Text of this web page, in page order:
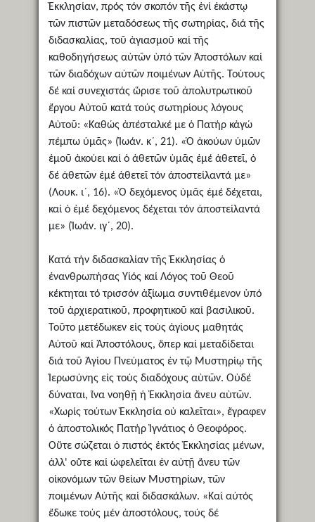
Ἐκκλησίαν, πρός τόν σκοπόν τῆς ἑνί ἑκάστῳ
τῶν πιστῶν μεταδόσεως τῆς σωτηρίας, διά τῆς
διδασκαλίας, τοῦ ἁγιασμοῦ καί τῆς
καθοδηγήσεως αὐτῶν ὑπό τῶν Ἀποστόλων καί
τῶν διαδόχων αὐτῶν ποιμένων Αὐτῆς. Τούτους
δέ καί συνεχιστάς ὥρισε τοῦ ἀπολυτρωτικοῦ
ἔργου Αὐτοῦ κατά τούς σωτηρίους λόγους
Αὐτοῦ: «Καθώς ἀπέσταλκέ με ὁ Πατήρ κἀγώ
πέμπω ὑμᾶς» (Ἰωάν. κ´, 21). «Ὁ ἀκούων ὑμῶν
ἐμοῦ ἀκούει καί ὁ ἀθετῶν ὑμᾶς ἐμέ ἀθετεῖ, ὁ
δέ ἀθετῶν ἐμέ ἀθετεῖ τόν ἀποστείλαντά με»
(Λουκ. ι´, 16). «Ὁ δεχόμενος ὑμᾶς ἐμέ δέχεται,
καί ὁ ἐμέ δεχόμενος δέχεται τόν ἀποστείλαντά
με» (Ἰωάν. ιγ´, 20).
Κατά τήν διδασκαλίαν τῆς Ἐκκλησίας ὁ
ἐνανθρωπήσας Υἱός καί Λόγος τοῦ Θεοῦ
κέκτηται τό τρισσόν ἀξίωμα συντιθέμενον ὑπό
τοῦ ἀρχιερατικοῦ, προφητικοῦ καί βασιλικοῦ.
Τοῦτο μετέδωκεν εἰς τούς ἁγίους μαθητάς
Αὐτοῦ καί Ἀποστόλους, ὅπερ καί μεταδίδεται
διά τοῦ Ἁγίου Πνεύματος ἐν τῷ Μυστηρίῳ τῆς
Ἱερωσύνης εἰς τούς διαδόχους αὐτῶν. Οὐδέ
δύναται, ἵνα νοηθῇ ἡ Ἐκκλησία ἄνευ αὐτῶν.
«Χωρίς τούτων Ἐκκλησία οὐ καλεῖται», ἔγραφεν
ὁ ἀποστολικός Πατήρ Ἰγνάτιος ὁ Θεοφόρος.
Οὔτε σώζεται ὁ πιστός ἐκτός Ἐκκλησίας μένων,
ἀλλ' οὔτε καί ὠφελεῖται ἐν αὐτῇ ἄνευ τῶν
οἰκονόμων τῶν θείων Μυστηρίων, τῶν
ποιμένων Αὐτῆς καί διδασκάλων. «Καί αὐτός
ἔδωκε τούς μέν ἀποστόλους, τούς δέ